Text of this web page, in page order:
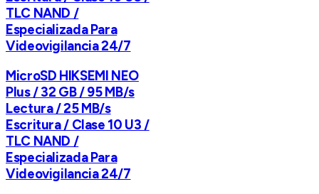
TLC NAND /
Especializada Para
Videovigilancia 24/7
MicroSD HIKSEMI NEO
Plus / 32 GB / 95 MB/s
Lectura / 25 MB/s
Escritura / Clase 10 U3 /
TLC NAND /
Especializada Para
Videovigilancia 24/7